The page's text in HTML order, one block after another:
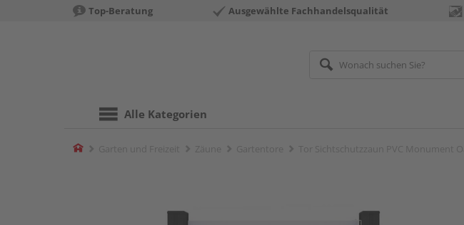
Top-Beratung Ausgewählte Fachhandelsqualität
Alle Kategorien
Home